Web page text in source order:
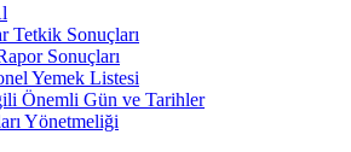
Tetkik Sonuçları
Sonuçları
Yemek Listesi
Önemli Gün ve Tarihler
Yönetmeliği